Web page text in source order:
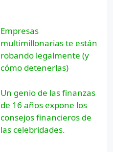
Empresas
multimillonarias te están
robando legalmente (y
cómo detenerlas)
Un genio de las finanzas
de 16 años expone los
consejos financieros de
las celebridades.